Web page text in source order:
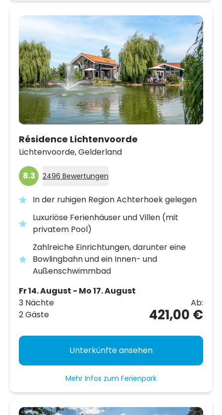
Résidence Lichtenvoorde
Lichtenvoorde,Gelderland
8.3 2496 Bewertungen
In der ruhigen Region Achterhoek gelegen
Luxuriöse Ferienhäuser und Villen (mit
privatem Pool)
Zahlreiche Einrichtungen, darunter eine
Bowlingbahn und ein Innen- und
Außenschwimmbad
Fr 14. August - Mo 17. August
3 Nächte
2 Gäste
Ab:
421,00 €
Unterkünfte ansehen
Mehr Infos zum Ferienpark